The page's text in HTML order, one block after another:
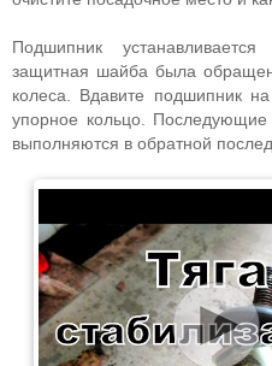
Подшипник
защитная шайба была
колеса. Вдавите подшипник
упорное кольцо.
выполняются в обратной